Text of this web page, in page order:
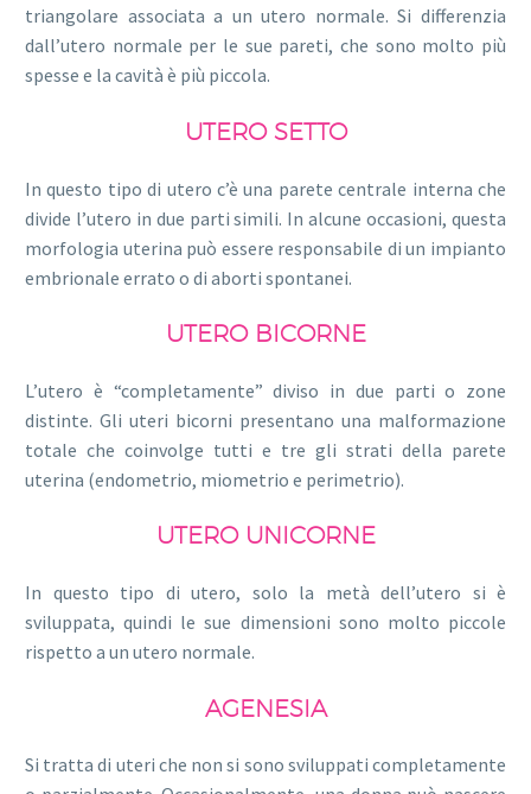
triangolare associata a un utero normale. Si differenzia
dall’utero normale per le sue pareti, che sono molto più
spesse e la cavità è più piccola.
UTERO SETTO
In questo tipo di utero c’è una parete centrale interna che
divide l’utero in due parti simili. In alcune occasioni, questa
morfologia uterina può essere responsabile di un impianto
embrionale errato o di aborti spontanei.
UTERO BICORNE
L’utero è “completamente” diviso in due parti o zone
distinte. Gli uteri bicorni presentano una malformazione
totale che coinvolge tutti e tre gli strati della parete
uterina (endometrio, miometrio e perimetrio).
UTERO UNICORNE
In questo tipo di utero, solo la metà dell’utero si è
sviluppata, quindi le sue dimensioni sono molto piccole
rispetto a un utero normale.
AGENESIA
Si tratta di uteri che non si sono sviluppati completamente